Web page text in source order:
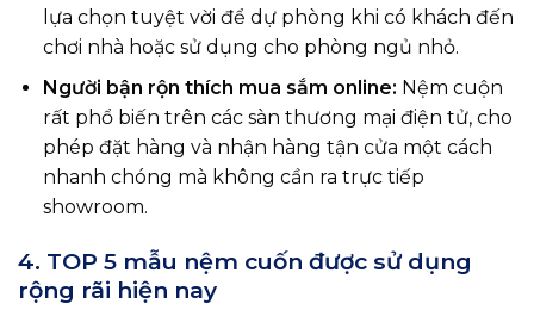
lựa chọn tuyệt vời để dự phòng khi có khách đến
chơi nhà hoặc sử dụng cho phòng ngủ nhỏ.
Người bận rộn thích mua sắm online: Nệm cuộn
rất phổ biến trên các sàn thương mại điện tử, cho
phép đặt hàng và nhận hàng tận cửa một cách
nhanh chóng mà không cần ra trực tiếp
showroom.
4. TOP 5 mẫu nệm cuốn được sử dụng
rộng rãi hiện nay